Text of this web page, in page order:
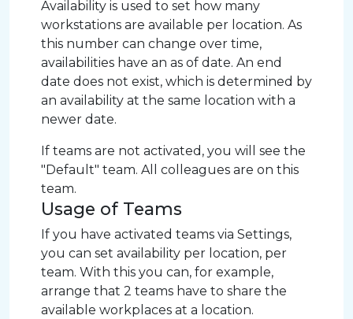
Availability is used to set how many
workstations are available per location. As
this number can change over time,
availabilities have an as of date. An end
date does not exist, which is determined by
an availability at the same location with a
newer date.
If teams are not activated, you will see the
"Default" team. All colleagues are on this
team.
Usage of Teams
If you have activated teams via Settings,
you can set availability per location, per
team. With this you can, for example,
arrange that 2 teams have to share the
available workplaces at a location.